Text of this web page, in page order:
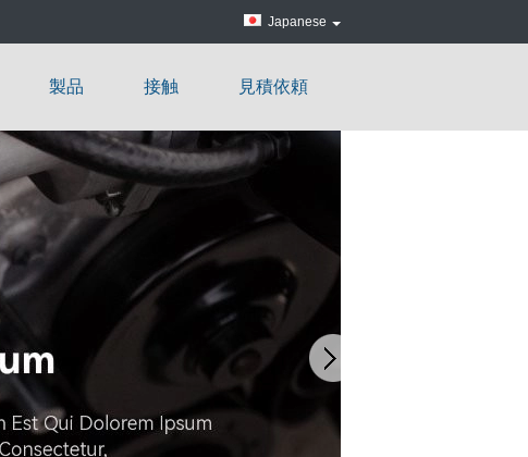
Japanese
製品 接触 見積依頼
空気調節の回復機械